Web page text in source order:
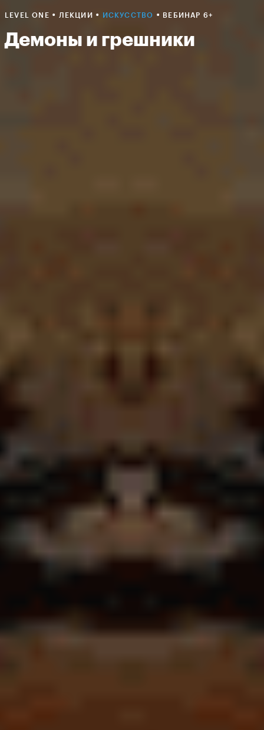
LEVEL ONE • ЛЕКЦИИ • ИСКУССТВО • ВЕБИНАР 6+
Демоны и грешники